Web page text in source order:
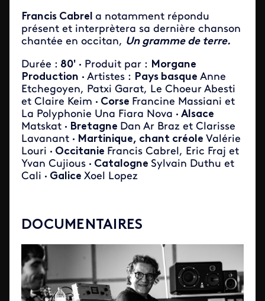
Francis Cabrel a notamment répondu
présent et interprètera sa dernière chanson
chantée en occitan, Un gramme de terre.
Durée : 80' · Produit par : Morgane
Production · Artistes : Pays basque Anne
Etchegoyen, Patxi Garat, Le Choeur Abesti
et Claire Keim · Corse Francine Massiani et
La Polyphonie Una Fiara Nova · Alsace
Matskat · Bretagne Dan Ar Braz et Clarisse
Lavanant · Martinique, chant créole Valérie
Louri · Occitanie Francis Cabrel, Eric Fraj et
Yvan Cujious · Catalogne Sylvain Duthu et
Cali · Galice Xoel Lopez
DOCUMENTAIRES